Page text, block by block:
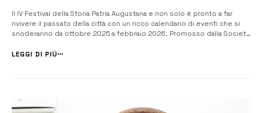
Il IV Festival della Storia Patria Augustana e non solo è pronto a far
rivivere il passato della città con un ricco calendario di eventi che si
snoderanno da ottobre 2025 a febbraio 2026. Promosso dalla Società
collaborazione con il Comune di Augusta, l’assessorato alla [&he...
LEGGI DI PIÙ